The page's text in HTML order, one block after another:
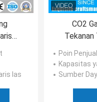
las
CO2
Poin
Kapasitas
Sumber